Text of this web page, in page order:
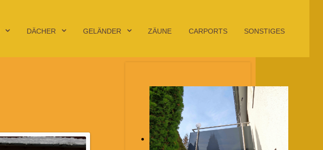
DÄCHER GELÄNDER ZÄUNE CARPORTS SONSTIGES